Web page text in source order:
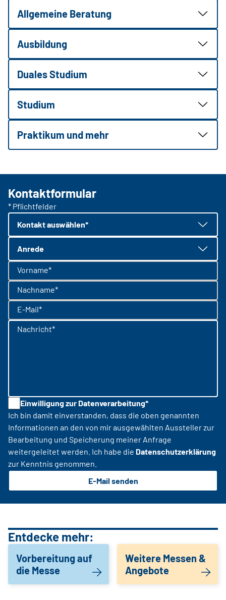
Allgemeine Beratung
Ausbildung
Duales Studium
Studium
Praktikum und mehr
Kontaktformular
* Pflichtfelder
Kontakt auswählen*
Anrede
Vorname*
Nachname*
E-Mail*
Nachricht*
Einwilligung zur Datenverarbeitung*
Ich bin damit einverstanden, dass die oben genannten
Informationen an den von mir ausgewählten Aussteller zur
Bearbeitung und Speicherung meiner Anfrage
weitergeleitet werden. Ich habe die Datenschutzerklärung
zur Kenntnis genommen.
E-Mail senden
Entdecke mehr:
Vorbereitung auf
die Messe
Weitere Messen &
Angebote